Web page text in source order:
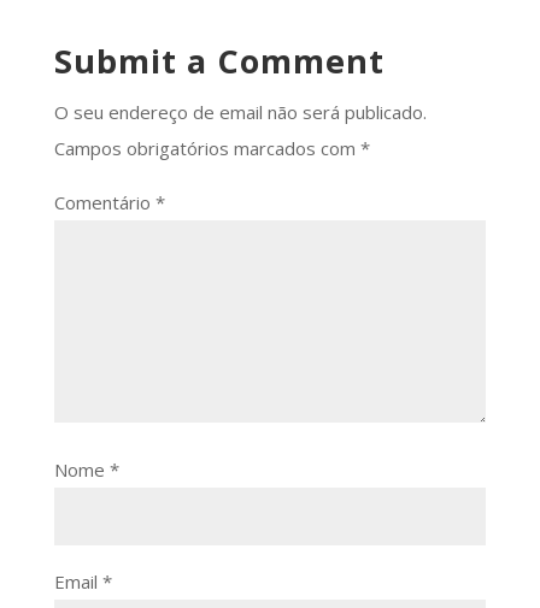
Submit a Comment
O seu endereço de email não será publicado.
Campos obrigatórios marcados com *
Comentário *
Nome *
Email *